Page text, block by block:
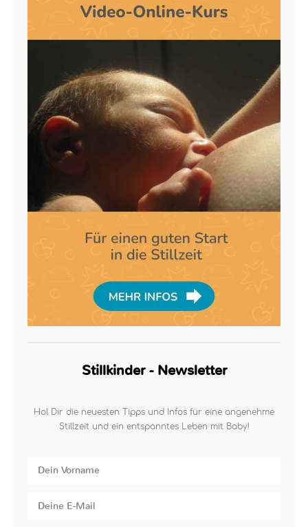
Stillkinder - Newsletter
Hol Dir die neuesten Tipps und Infos für eine angenehme
Stillzeit und ein entspanntes Leben mit Baby!